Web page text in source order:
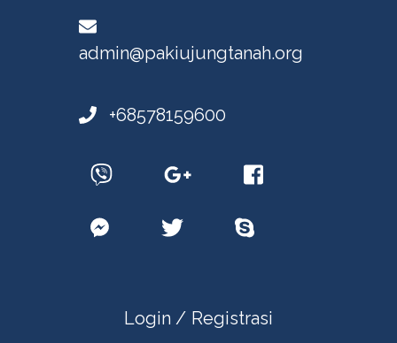
admin@pakiujungtanah.org
+68578159600
Login / Registrasi